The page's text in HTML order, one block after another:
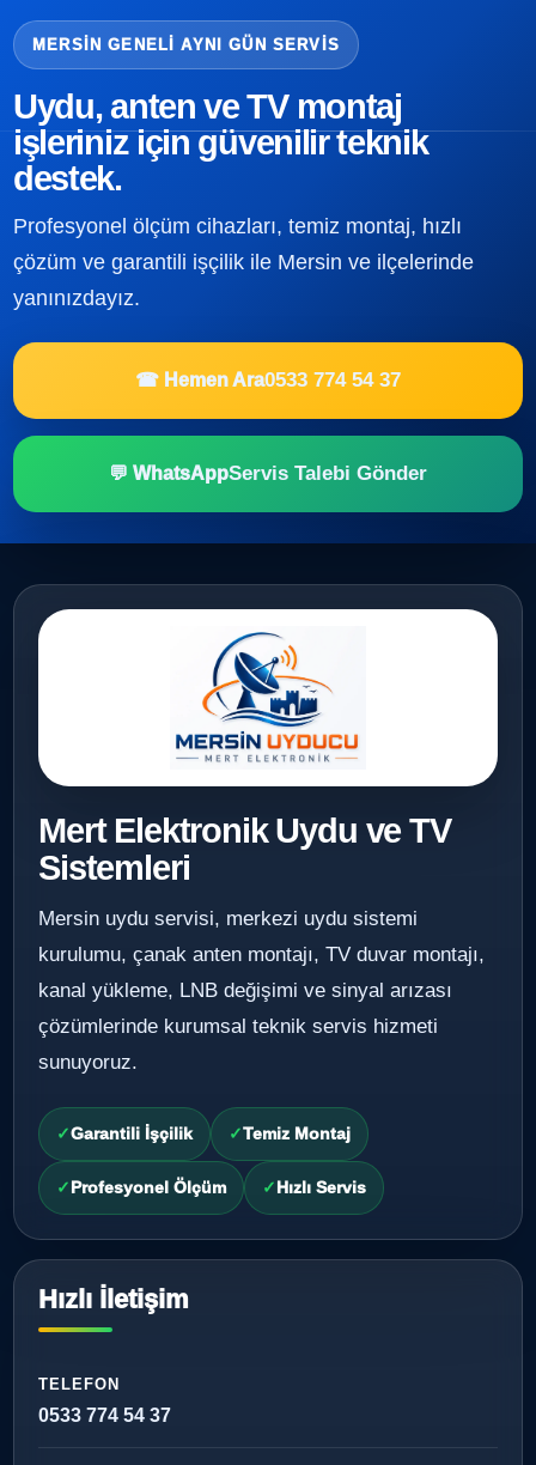
MERSIN GENELI AYNI GÜN SERVIS
Uydu, anten ve TV montaj
işleriniz için güvenilir teknik
destek.
Profesyonel ölçüm cihazları, temiz montaj, hızlı
çözüm ve garantili işçilik ile Mersin ve ilçelerinde
yanınızdayız.
☎ Hemen Ara0533 774 54 37
💬 WhatsAppServis Talebi Gönder
Mert Elektronik Uydu ve TV
Sistemleri
Mersin uydu servisi, merkezi uydu sistemi
kurulumu, çanak anten montajı, TV duvar montajı,
kanal yükleme, LNB değişimi ve sinyal arızası
çözümlerinde kurumsal teknik servis hizmeti
sunuyoruz.
Garantili İşçilik Temiz Montaj
Profesyonel Ölçüm Hızlı Servis
Hızlı İletişim
TELEFON
0533 774 54 37